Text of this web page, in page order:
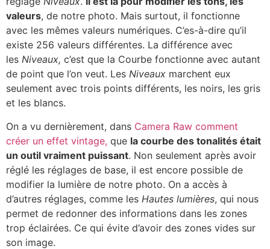
valeurs, de notre photo. Mais surtout, il fonctionne
avec les mêmes valeurs numériques. C’es-à-dire qu’il
existe 256 valeurs différentes. La différence avec
les Niveaux, c’est que la Courbe fonctionne avec autant
de point que l’on veut. Les Niveaux marchent eux
seulement avec trois points différents, les noirs, les gris
et les blancs.
On a vu dernièrement, dans Camera Raw comment
créer un effet vintage, que la courbe des tonalités était
un outil vraiment puissant. Non seulement après avoir
réglé les réglages de base, il est encore possible de
modifier la lumière de notre photo. On a accès à
d’autres réglages, comme les Hautes lumières, qui nous
permet de redonner des informations dans les zones
trop éclairées. Ce qui évite d’avoir des zones vides sur
son image.